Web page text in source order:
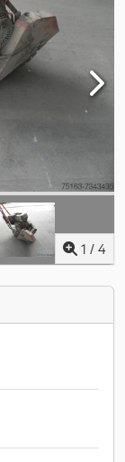
1 / 4